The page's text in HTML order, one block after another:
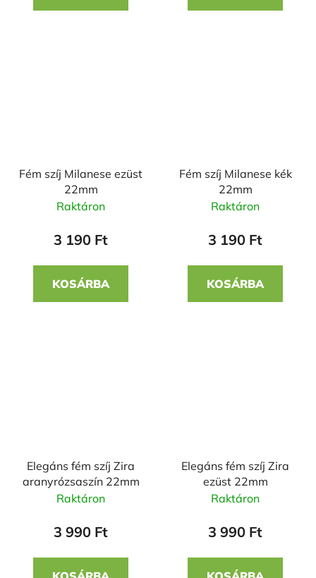
Fém szíj Milanese ezüst
22mm
Raktáron
3 190 Ft
KOSÁRBA
Fém szíj Milanese kék
22mm
Raktáron
3 190 Ft
KOSÁRBA
Elegáns fém szíj Zira
aranyrózsaszín 22mm
Raktáron
3 990 Ft
Elegáns fém szíj Zira
ezüst 22mm
Raktáron
3 990 Ft